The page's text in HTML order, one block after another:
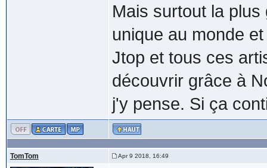
Mais surtout la
unique au monde
Jtop et tous ces
découvrir grâce à
j'y pense. Si ça
TomTom Apr 9 2018, 16:49